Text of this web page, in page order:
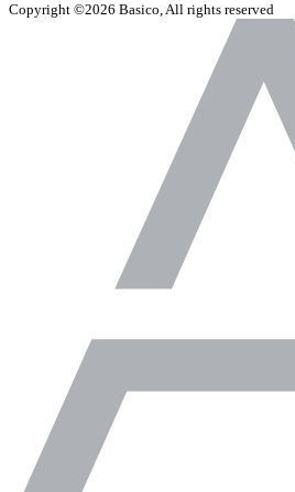
Copyright ©2026 Basico, All rights reserved